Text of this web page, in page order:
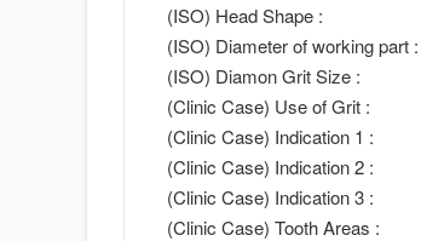
(ISO) Head Shape :
(ISO) Diameter of working part :
(ISO) Diamon Grit Size :
(Clinic Case) Use of Grit :
(Clinic Case) Indication 1 :
(Clinic Case) Indication 2 :
(Clinic Case) Indication 3 :
(Clinic Case) Tooth Areas :